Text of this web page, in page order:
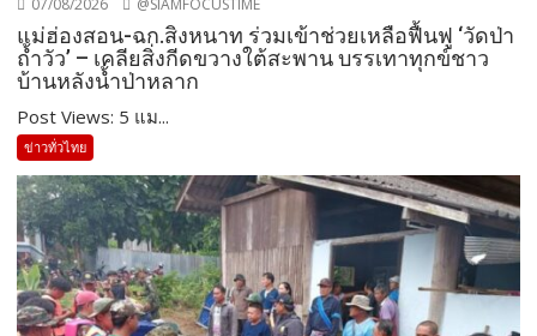
แม่ฮ่องสอน-ฉก.สิงหนาท ร่วมเข้าช่วยเหลือฟื้นฟู ‘วัดป่า
ถ้ำวัว’ – เคลียสิ่งกีดขวางใต้สะพาน บรรเทาทุกข์ชาว
บ้านหลังน้ำป่าหลาก
Post Views: 5 แม...
ข่าวทั่วไทย